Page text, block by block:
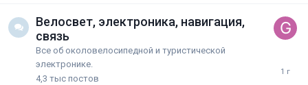
Велосвет, электроника, навигация,
связь
Все об околовелосипедной и туристической
электронике.
4,3 тыс постов